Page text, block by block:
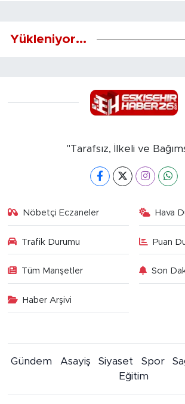
Yükleniyor...
"Tarafsız, İlkeli ve
Nöbetçi Eczaneler Hava
Trafik Durumu Puan
Tüm Manşetler Son
Haber Arşivi
Gündem Asayiş Siyaset Spor
Eğitim